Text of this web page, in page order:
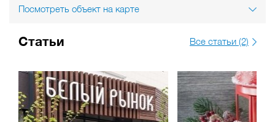
Посмотреть объект на карте
Статьи Все статьи (2)